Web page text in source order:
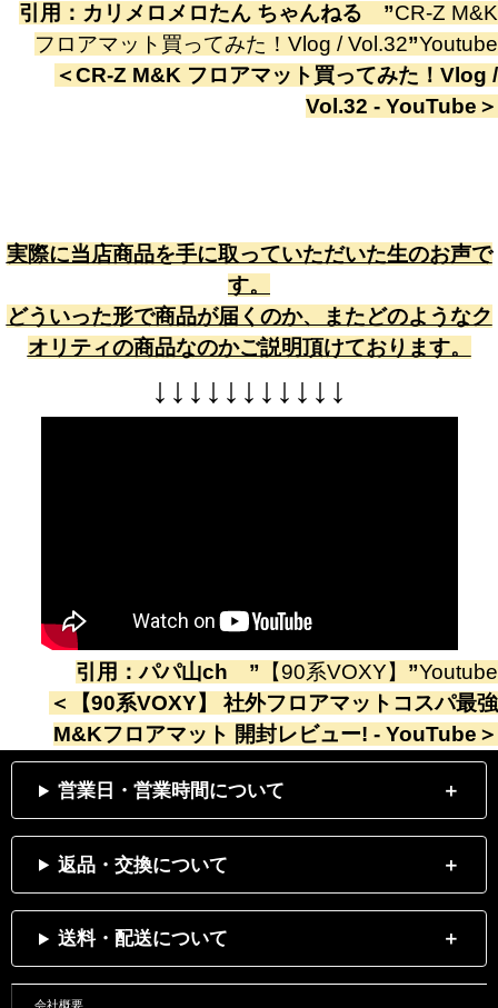
引用： カリメロメロたん ちゃんねる ”CR-Z M&K
フロアマット買ってみた！Vlog / Vol.32”Youtube
＜CR-Z M&K フロアマット買ってみた！Vlog /
Vol.32 - YouTube ＞
実際に当店商品を手に取っていただいた生のお声で
す。
どういった形で商品が届くのか、またどのようなク
オリティの商品なのかご説明頂けております。
↓ ↓ ↓ ↓ ↓ ↓ ↓ ↓ ↓ ↓ ↓
引用：パパ山ch ” 【90系VOXY】 ”Youtube
＜
【90系VOXY】 社外フロアマットコスパ最強
M&Kフロアマット 開封レビュー! - YouTube ＞
営業日・営業時間について
返品・交換について
送料・配送について
会社概要